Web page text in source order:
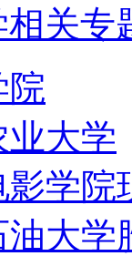
关专
院
大学
影学院
油大学